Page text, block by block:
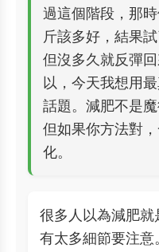
過這個階段，那
斤該多好，結果
但沒多久就反彈
以，今天我想用
話題。減肥不是
但如果你方法對
化。
很多人以為減肥
有太多細節要注